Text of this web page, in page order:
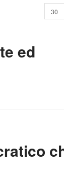
n.
30
ed